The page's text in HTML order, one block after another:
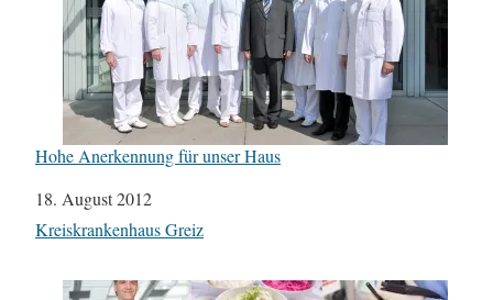
Hohe Anerkennung für unser Haus
Datum
18. August 2012
In Bezug auf
Kreiskrankenhaus Greiz